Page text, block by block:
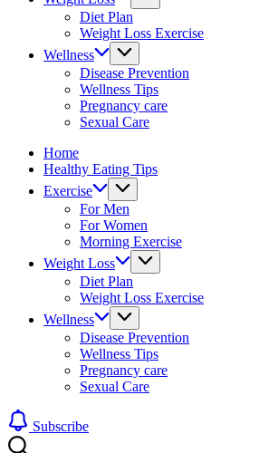
fitness
Diet Plan
Weight Loss Exercise
Wellness
Disease Prevention
Wellness Tips
Pregnancy care
Sexual Care
Home
Healthy Eating Tips
Exercise
For Men
For Women
Morning Exercise
Weight Loss
Diet Plan
Weight Loss Exercise
Wellness
Disease Prevention
Wellness Tips
Pregnancy care
Sexual Care
Subscribe